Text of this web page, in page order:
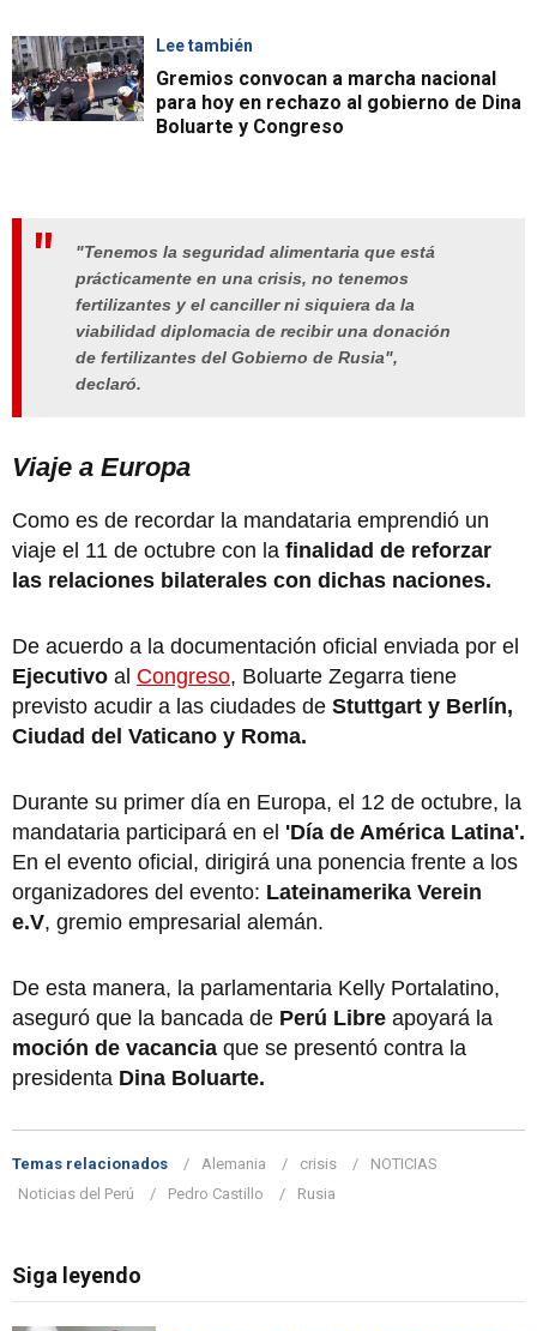
Lee también
Gremios convocan a marcha nacional
para hoy en rechazo al gobierno de Dina
Boluarte y Congreso
"Tenemos la seguridad alimentaria que está
prácticamente en una crisis, no tenemos
fertilizantes y el canciller ni siquiera da la
viabilidad diplomacia de recibir una donación
de fertilizantes del Gobierno de Rusia",
declaró.
Viaje a Europa
Como es de recordar la mandataria emprendió un
viaje el 11 de octubre con la finalidad de reforzar
las relaciones bilaterales con dichas naciones.
De acuerdo a la documentación oficial enviada por el
Ejecutivo al Congreso, Boluarte Zegarra tiene
previsto acudir a las ciudades de Stuttgart y Berlín,
Ciudad del Vaticano y Roma.
Durante su primer día en Europa, el 12 de octubre, la
mandataria participará en el 'Día de América Latina'.
En el evento oficial, dirigirá una ponencia frente a los
organizadores del evento: Lateinamerika Verein
e.V, gremio empresarial alemán.
De esta manera, la parlamentaria Kelly Portalatino,
aseguró que la bancada de Perú Libre apoyará la
moción de vacancia que se presentó contra la
presidenta Dina Boluarte.
Temas relacionados Alemania crisis
NOTICIAS
Noticias del Perú
Pedro Castillo Rusia
Siga leyendo